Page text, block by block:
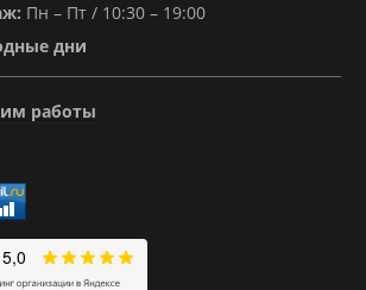
Пн – Пт / 10:30 – 19:00
дни
работы